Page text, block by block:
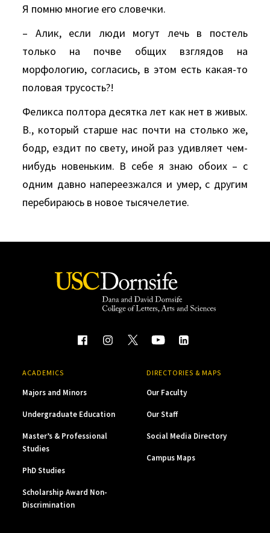
Я помню многие его словечки.
– Алик, если люди могут лечь в постель
только на почве общих взглядов на
морфологию, согласись, в этом есть какая-то
половая трусость?!
Феликса полтора десятка лет как нет в живых.
В., который старше нас почти на столько же,
бодр, ездит по свету, иной раз удивляет чем-
нибудь новеньким. В себе я знаю обоих – с
одним давно напереезжался и умер, с другим
перебираюсь в новое тысячелетие.
ACADEMICS
Majors and Minors
Undergraduate Education
Master’s & Professional
Studies
PhD Studies
Scholarship Award Non-
Discrimination
DIRECTORIES & MAPS
Our Faculty
Our Staff
Social Media Directory
Campus Maps